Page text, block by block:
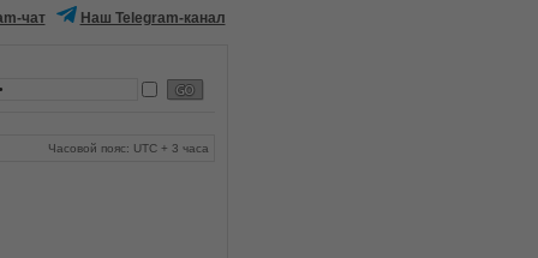
чат Наш Telegram-канал
Часовой пояс: UTC + 3 часа